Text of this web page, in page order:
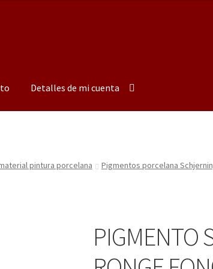
Detalles de mi cuenta
pintura porcelana Pigmentos porcelana
PIGMENTO